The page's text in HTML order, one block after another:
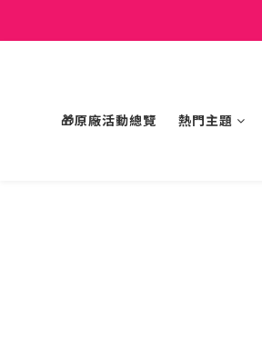
🎁原廠活動總覽 熱門主題